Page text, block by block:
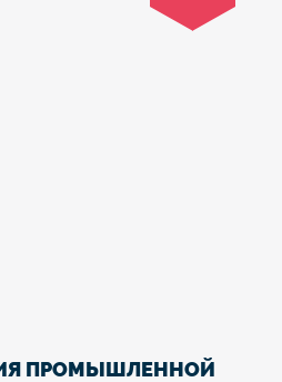
ПРОМЫШЛЕННОЙ